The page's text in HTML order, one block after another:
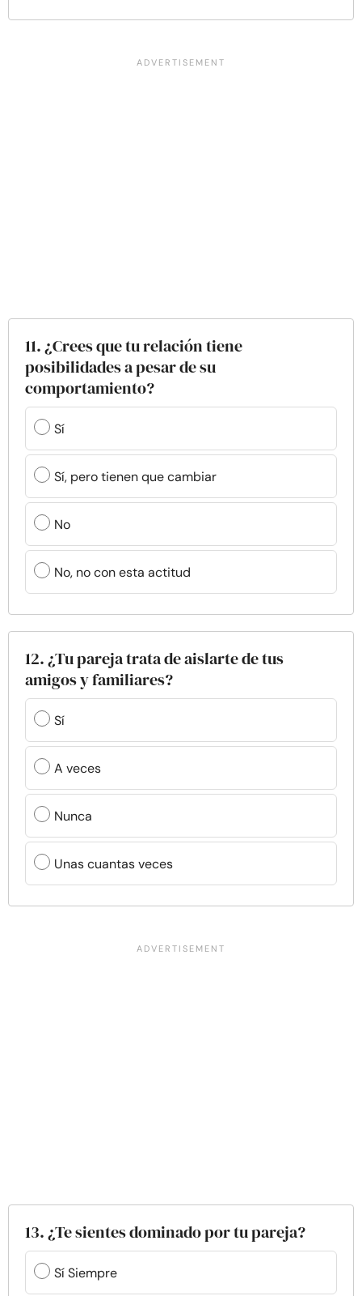
11. ¿Crees que tu relación tiene
posibilidades a pesar de su
comportamiento?
Sí
Sí, pero tienen que cambiar
No
No, no con esta actitud
12. ¿Tu pareja trata de aislarte de tus
amigos y familiares?
Sí
A veces
Nunca
Unas cuantas veces
13. ¿Te sientes dominado por tu pareja?
Sí Siempre